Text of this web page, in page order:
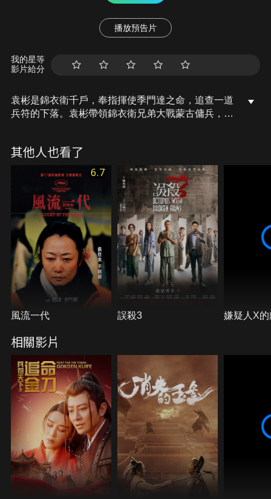
播放預告片
我的星等
影片給分
袁彬是錦衣衛千戶，奉指揮使季門達之命，追查一道
兵符的下落。袁彬帶領錦衣衛兄弟大戰蒙古傭兵，取
袁彬追過去，與姽嫿纏鬥。結果，姽嫿用了妖法，成
功逃脫。同時，季門達直搗金刀門，嚴刑逼供，找到
七道兵符，再加上季門達自己私藏的四道兵符，他已
經擁有了十一道。原來，季門達才是最想拿到兵符的
人。因緣巧合，袁彬和姽嫿在崖下找到最後一道兵
符，他們逃了出來，尋找機會殺死了季門達。十二道
兵符，終於完整。
其他人也看了
6.7
風流一代 誤殺3 嫌疑人X
相關影片